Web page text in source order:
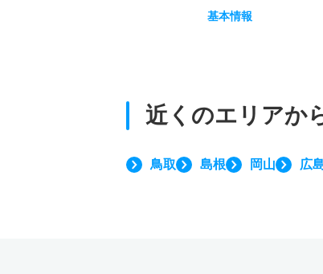
基本情報
近くのエリアか
鳥取 島根 岡山 広